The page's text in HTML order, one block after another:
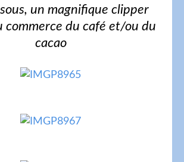
un magnifique clipper
commerce du café et/ou du
cacao